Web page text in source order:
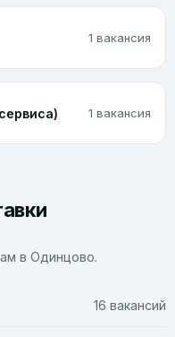
1 вакансия
1 вакансия
в Одинцово.
16 вакансий